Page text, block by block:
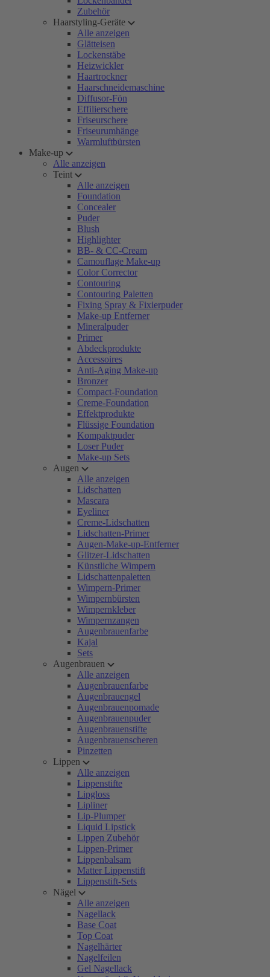
Zubehör
Haarstyling-Geräte
Alle anzeigen
Glätteisen
Lockenstäbe
Heizwickler
Haartrockner
Haarschneidemaschine
Diffusor-Fön
Effilierschere
Friseurschere
Friseurumhänge
Warmluftbürsten
Make-up
Alle anzeigen
Teint
Alle anzeigen
Foundation
Concealer
Puder
Blush
Highlighter
BB- & CC-Cream
Camouflage Make-up
Color Corrector
Contouring
Contouring Paletten
Fixing Spray & Fixierpuder
Make-up Entferner
Mineralpuder
Primer
Abdeckprodukte
Accessoires
Anti-Aging Make-up
Bronzer
Compact-Foundation
Creme-Foundation
Effektprodukte
Flüssige Foundation
Kompaktpuder
Loser Puder
Make-up Sets
Augen
Alle anzeigen
Lidschatten
Mascara
Eyeliner
Creme-Lidschatten
Lidschatten-Primer
Augen-Make-up-Entferner
Glitzer-Lidschatten
Künstliche Wimpern
Lidschattenpaletten
Wimpern-Primer
Wimpernbürsten
Wimpernkleber
Wimpernzangen
Augenbrauenfarbe
Kajal
Sets
Augenbrauen
Alle anzeigen
Augenbrauenfarbe
Augenbrauengel
Augenbrauenpomade
Augenbrauenpuder
Augenbrauenstifte
Augenbrauenscheren
Pinzetten
Lippen
Alle anzeigen
Lippenstifte
Lipgloss
Lipliner
Lip-Plumper
Liquid Lipstick
Lippen Zubehör
Lippen-Primer
Lippenbalsam
Matter Lippenstift
Lippenstift-Sets
Nägel
Alle anzeigen
Nagellack
Base Coat
Top Coat
Nagelhärter
Nagelfeilen
Gel Nagellack